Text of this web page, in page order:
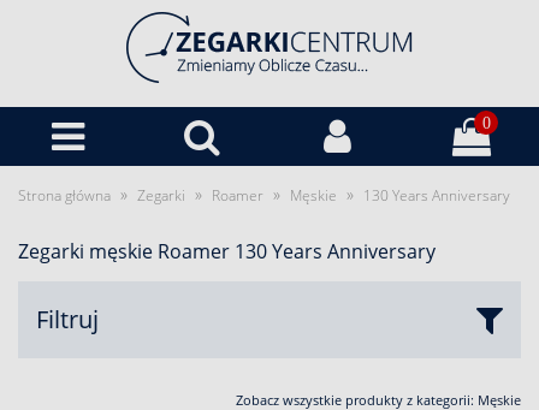
0
Strona główna » Zegarki » Roamer » Męskie » 130 Years Anniversary
Zegarki męskie Roamer 130 Years Anniversary
Filtruj
Zobacz wszystkie produkty z kategorii: Męskie